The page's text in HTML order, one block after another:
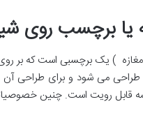
یا برچسب روی
) یک برچسبی است که بر
می شود و برای طراحی
قابل رویت است. چنین